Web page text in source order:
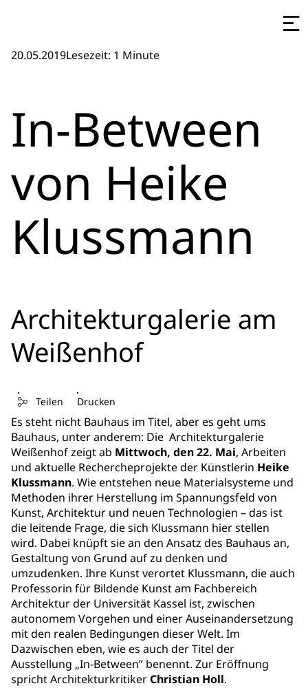
20.05.2019Lesezeit: 1 Minute
In-Between
von Heike
Klussmann
Architekturgalerie am
Weißenhof
Teilen Drucken
Es steht nicht Bauhaus im Titel, aber es geht ums
Bauhaus, unter anderem: Die Architekturgalerie
Weißenhof zeigt ab Mittwoch, den 22. Mai, Arbeiten
und aktuelle Rechercheprojekte der Künstlerin Heike
Klussmann. Wie entstehen neue Materialsysteme und
Methoden ihrer Herstellung im Spannungsfeld von
Kunst, Architektur und neuen Technologien – das ist
die leitende Frage, die sich Klussmann hier stellen
wird. Dabei knüpft sie an den Ansatz des Bauhaus an,
Gestaltung von Grund auf zu denken und
umzudenken. Ihre Kunst verortet Klussmann, die auch
Professorin für Bildende Kunst am Fachbereich
Architektur der Universität Kassel ist, zwischen
autonomem Vorgehen und einer Auseinandersetzung
mit den realen Bedingungen dieser Welt. Im
Dazwischen eben, wie es auch der Titel der
Ausstellung „In-Between” benennt. Zur Eröffnung
spricht ArchitekturkritikerChristian Holl.